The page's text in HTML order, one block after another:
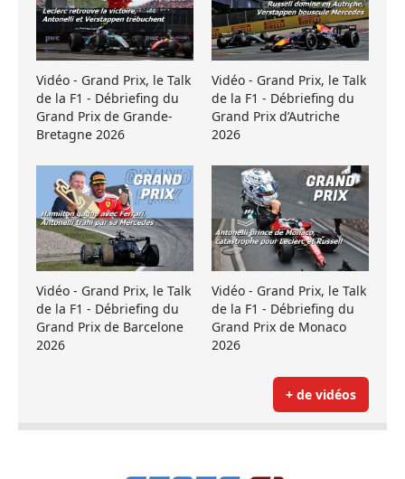
Vidéo - Grand Prix, le Talk
de la F1 - Débriefing du
Grand Prix de Grande-
Bretagne 2026
Vidéo - Grand Prix, le Talk
de la F1 - Débriefing du
Grand Prix d’Autriche
2026
Vidéo - Grand Prix, le Talk
de la F1 - Débriefing du
Grand Prix de Barcelone
2026
Vidéo - Grand Prix, le Talk
de la F1 - Débriefing du
Grand Prix de Monaco
2026
+ de vidéos